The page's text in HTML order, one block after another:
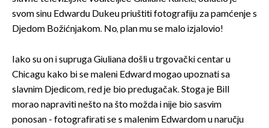
svom sinu Edwardu Dukeu priuštiti fotografiju za pamćenje s
Djedom Božićnjakom. No, plan mu se malo izjalovio!
Iako su on i supruga Giuliana došli u trgovački centar u
Chicagu kako bi se maleni Edward mogao upoznati sa
slavnim Djedicom, red je bio predugačak. Stoga je Bill
morao napraviti nešto na što možda i nije bio sasvim
ponosan - fotografirati se s malenim Edwardom u naručju